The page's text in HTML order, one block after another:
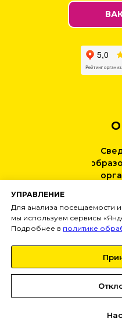
Тел: +7
УПРАВЛЕНИЕ
Для анализа посещаемости
мы используем сервисы
Подробнее в политике